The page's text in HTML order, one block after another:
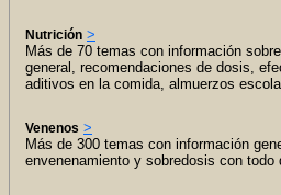
Nutrición >
Más de 70 temas con información
general, recomendaciones de dosis,
aditivos en la comida, almuerzos
Venenos >
Más de 300 temas con información
envenenamiento y sobredosis con